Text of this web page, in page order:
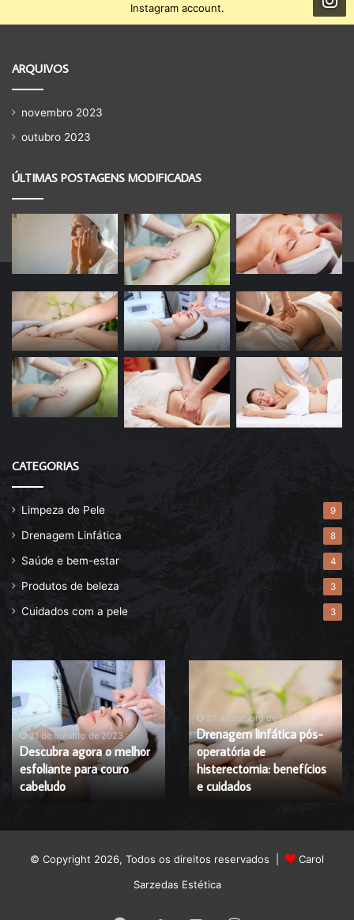
Instagram account.
ARQUIVOS
novembro 2023
outubro 2023
ÚLTIMAS POSTAGENS MODIFICADAS
CATEGORIAS
Limpeza de Pele 9
Drenagem Linfática 8
Saúde e bem-estar 4
Produtos de beleza 3
Cuidados com a pele 3
Descubra
o
melhor
esfoliante
para
couro
cabeludo
21 de outubro de 2023
Descubra agora o melhor
esfoliante para couro
cabeludo
Drenagem
operatória
de
histerectomia:
benefícios
27 de outubro de 2023
Drenagem linfática pós-
operatória de
histerectomia: benefícios
e cuidados
© Copyright 2026, Todos os direitos reservados |
Carol
Sarzedas Estética